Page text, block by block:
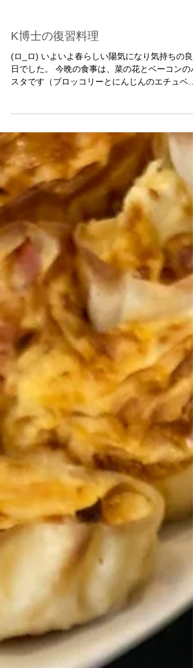
K博士の復習料理
(ロ_ロ) いよいよ春らしい陽気になり気持ちの良
スタです（ブロッコリーとにんじんのエチュベ添
室で習ったオリーブオイルにコンソメとちょっと
醤油の味で。...